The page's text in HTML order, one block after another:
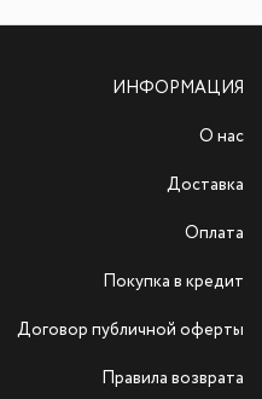
ИНФОРМАЦИЯ
О нас
Доставка
Оплата
Покупка в кредит
Договор публичной оферты
Правила возврата